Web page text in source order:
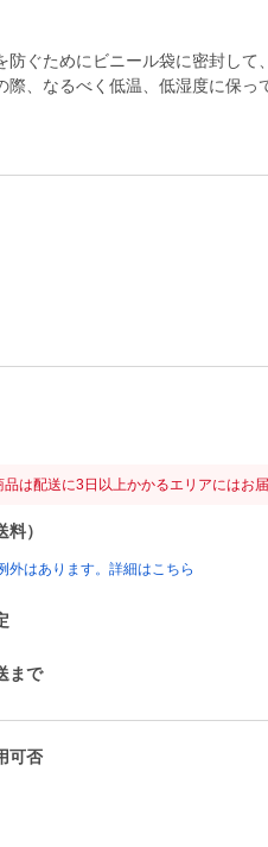
防ぐためにビニール袋に密封し
際、なるべく低温、低湿度に保っ
は配送に3日以上かかるエリアにはお
）
外はあります。詳細はこちら
まで
可否